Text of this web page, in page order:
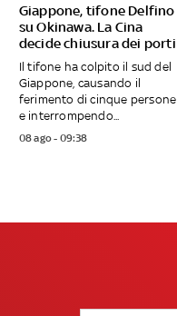
Giappone, tifone Delfino
su Okinawa. La Cina
decide chiusura dei porti
Il tifone ha colpito il sud del
Giappone, causando il
ferimento di cinque persone
e interrompendo...
08 ago - 09:38